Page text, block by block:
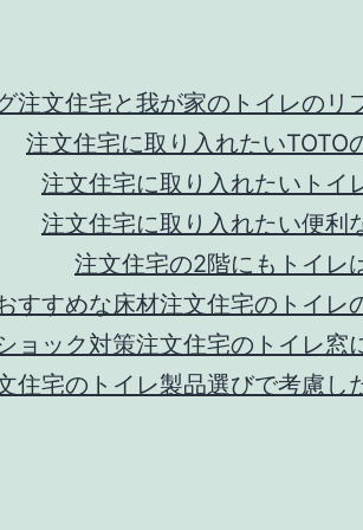
注文住宅と我が家のトイレのリ
注文住宅に取り入れたいTOTO
注文住宅に取り入れたいトイ
注文住宅に取り入れたい便利
注文住宅の2階にもトイレ
すすめな床材注文住宅のトイレ
ョック対策注文住宅のトイレ窓
住宅のトイレ製品選びで考慮し